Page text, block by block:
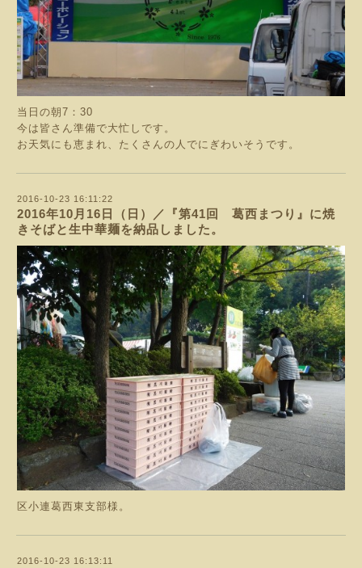
当日の朝7：30
今は皆さん準備で大忙しです。
お天気にも恵まれ、たくさんの人でにぎわいそうです。
2016-10-23 16:11:22
2016年10月16日（日）／『第41回 葛西まつり』に焼
きそばと生中華麺を納品しました。
区小連葛西東支部様。
2016-10-23 16:13:11